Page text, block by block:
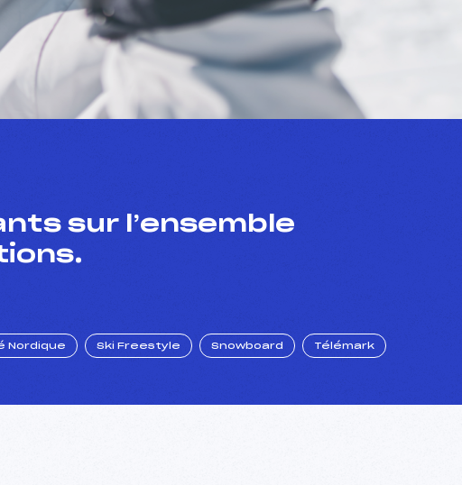
sur l’ensemble
Nordique Ski Freestyle Snowboard Télémark